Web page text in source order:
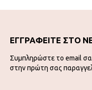
ΕΓΓΡΑΦΕΙΤΕ ΣΤΟ
Συμπληρώστε το email
στην πρώτη σας